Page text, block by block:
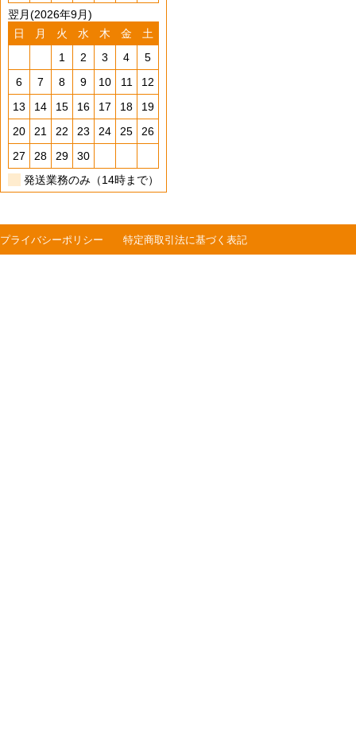
翌月(2026年9月)
日
月 火 水 木 金
土
1
2 3 4
5
6
7 8 9 10 11
12
13
14 15 16 17 18
19
20
21 22 23 24 25
26
27
28 29
30
発送業務のみ（14時まで）
プライバシーポリシー 特定商取引法に基づく表記